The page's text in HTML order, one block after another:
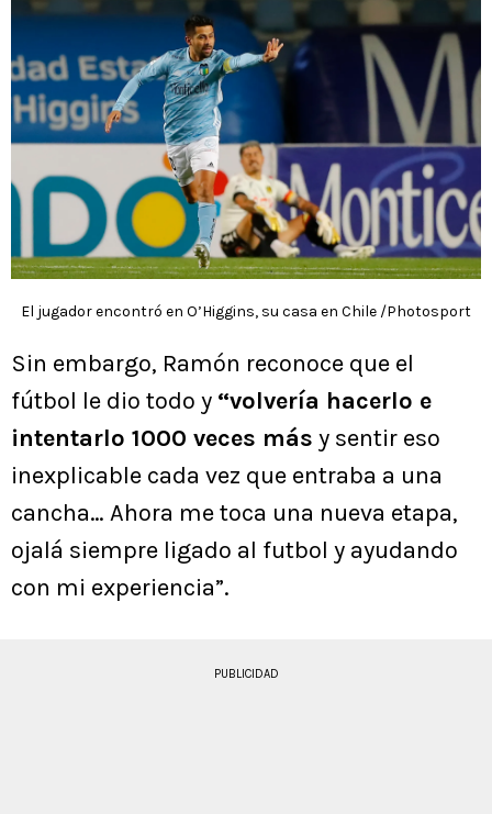
El jugador encontró en O’Higgins, su casa en Chile /Photosport
Sin embargo, Ramón reconoce que el
fútbol le dio todo y “volvería hacerlo e
intentarlo 1000 veces más y sentir eso
inexplicable cada vez que entraba a una
cancha… Ahora me toca una nueva etapa,
ojalá siempre ligado al futbol y ayudando
con mi experiencia”.
PUBLICIDAD